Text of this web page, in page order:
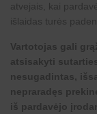
atvejais, kai
išlaidas turės
Vartotojas gali
atsisakyti
nesugadintas,
nepraradęs
iš pardavėjo